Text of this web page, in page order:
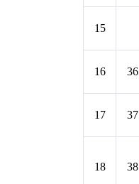
15
16 36
17 37
18 38